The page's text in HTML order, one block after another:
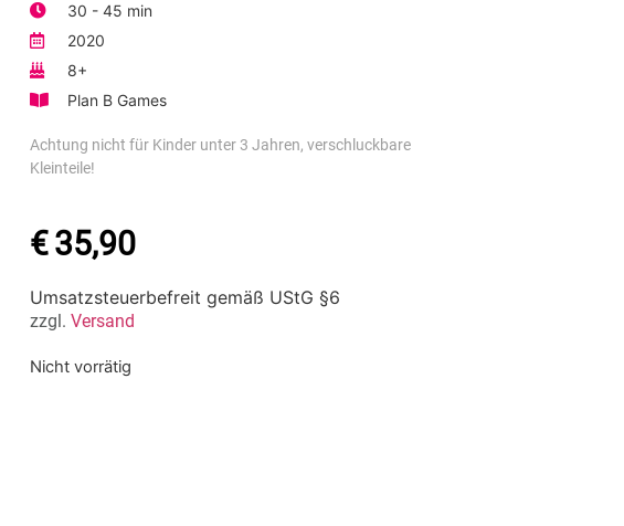
30 - 45 min
2020
8+
Plan B Games
Achtung nicht für Kinder unter 3 Jahren, verschluckbare
Kleinteile!
€35,90
Umsatzsteuerbefreit gemäß UStG §6
zzgl. Versand
Nicht vorrätig